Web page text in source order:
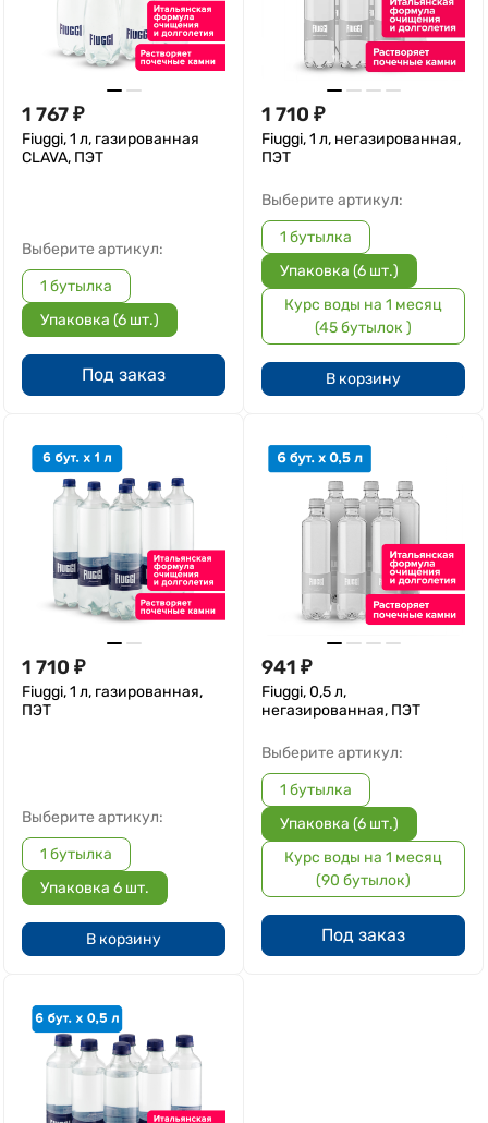
1 767₽
Fiuggi, 1 л, газированная
CLAVA, ПЭТ
Выберите артикул:
1 бутылка
Упаковка (6 шт.)
Под заказ
1 710 ₽
Fiuggi, 1 л, негазированная,
ПЭТ
Выберите артикул:
1 бутылка
Упаковка (6 шт.)
Курс воды на 1 месяц
(45 бутылок )
В корзину
1 710 ₽
Fiuggi, 1 л, газированная,
ПЭТ
Выберите артикул:
1 бутылка
Упаковка 6 шт.
В корзину
941 ₽
Fiuggi, 0,5 л,
негазированная, ПЭТ
Выберите артикул:
1 бутылка
Упаковка (6 шт.)
Курс воды на 1 месяц
(90 бутылок)
Под заказ